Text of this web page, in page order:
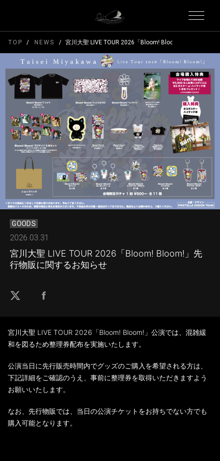
TOP NEWS 宮川大聖 LIVE TOUR 2026「Bloom! Bloom!」先行物販に
GOODS
2026.03.31
宮川大聖 LIVE TOUR 2026「Bloom! Bloom!」先
行物販に関するお知らせ
宮川大聖 LIVE TOUR 2026「Bloom! Bloom!」公演では、混雑緩
和を図るため整理券配布を実施いたします。
公演当日に先行販売時間内でグッズのご購入を希望される方は、
下記詳細をご確認のうえ、事前に整理券を取得いただきますよう
お願いいたします。
なお、先行物販では、当日の公演チケットをお持ちでない方でも
購入可能となります。